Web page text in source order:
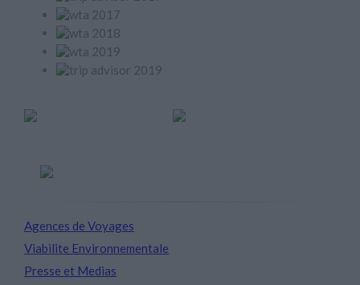
Agences de Voyages
Viabilite Environnementale
Presse et Medias